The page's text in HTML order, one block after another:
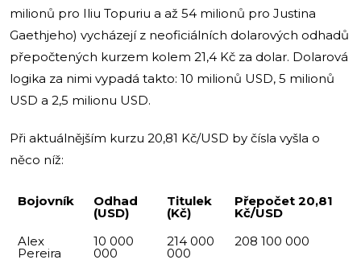
milionů pro Iliu Topuriu a až 54 milionů pro Justina
Gaethjeho) vycházejí z neoficiálních dolarových odhadů
přepočtených kurzem kolem 21,4 Kč za dolar. Dolarová
logika za nimi vypadá takto: 10 milionů USD, 5 milionů
USD a 2,5 milionu USD.
Při aktuálnějším kurzu 20,81 Kč/USD by čísla vyšla o
něco níž:
Bojovník Odhad
(USD)
Titulek
(Kč)
Přepočet 20,81
Kč/USD
Alex
Pereira
10 000
000
214 000
000
208 100 000